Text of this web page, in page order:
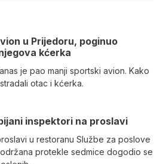
u Prijedoru, poginuo
kćerka
je pao manji sportski avion. Kako
otac i kćerka.
inspektori na proslavi
u restoranu Službe za poslove
protekle sedmice dogodio se